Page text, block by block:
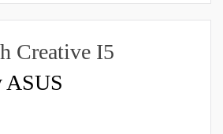
Creative I5
ASUS